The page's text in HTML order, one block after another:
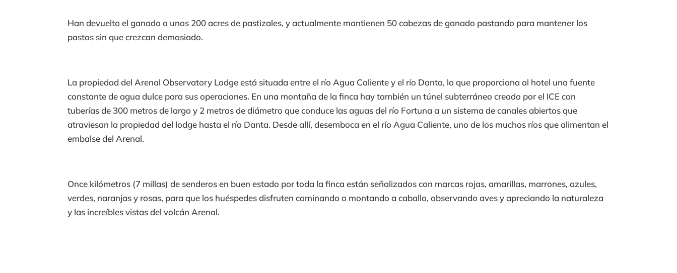
Han devuelto el ganado a unos 200 acres de pastizales, y actualmente mantienen 50 cabezas de ganado pastando para mantener los
pastos sin que crezcan demasiado.
La propiedad del Arenal Observatory Lodge está situada entre el río Agua Caliente y el río Danta, lo que proporciona al hotel una fuente
constante de agua dulce para sus operaciones. En una montaña de la finca hay también un túnel subterráneo creado por el ICE con
tuberías de 300 metros de largo y 2 metros de diámetro que conduce las aguas del río Fortuna a un sistema de canales abiertos que
atraviesan la propiedad del lodge hasta el río Danta. Desde allí, desemboca en el río Agua Caliente, uno de los muchos ríos que alimentan el
embalse del Arenal.
Once kilómetros (7 millas) de senderos en buen estado por toda la finca están señalizados con marcas rojas, amarillas, marrones, azules,
verdes, naranjas y rosas, para que los huéspedes disfruten caminando o montando a caballo, observando aves y apreciando la naturaleza
y las increíbles vistas del volcán Arenal.